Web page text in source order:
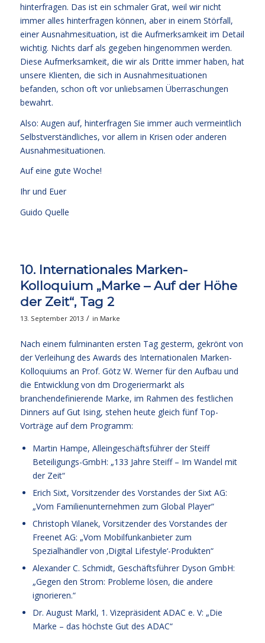
hinterfragen. Das ist ein schmaler Grat, weil wir nicht
immer alles hinterfragen können, aber in einem Störfall,
einer Ausnahmesituation, ist die Aufmerksamkeit im Detail
wichtig. Nichts darf als gegeben hingenommen werden.
Diese Aufmerksamkeit, die wir als Dritte immer haben, hat
unsere Klienten, die sich in Ausnahmesituationen
befanden, schon oft vor unliebsamen Überraschungen
bewahrt.
Also: Augen auf, hinterfragen Sie immer auch vermeintlich
Selbstverständliches, vor allem in Krisen oder anderen
Ausnahmesituationen.
Auf eine gute Woche!
Ihr und Euer
Guido Quelle
10. Internationales Marken-
Kolloquium „Marke – Auf der Höhe
der Zeit“, Tag 2
13. September 2013 / in Marke
Nach einem fulminanten ersten Tag gesterm, gekrönt von
der Verleihung des Awards des Internationalen Marken-
Kolloquiums an Prof. Götz W. Werner für den Aufbau und
die Entwicklung von dm Drogeriermarkt als
branchendefinierende Marke, im Rahmen des festlichen
Dinners auf Gut Ising, stehen heute gleich fünf Top-
Vorträge auf dem Programm:
Martin Hampe, Alleingeschäftsführer der Steiff
Beteiligungs-GmbH: „133 Jahre Steiff – Im Wandel mit
der Zeit“
Erich Sixt, Vorsitzender des Vorstandes der Sixt AG:
„Vom Familienunternehmen zum Global Player“
Christoph Vilanek, Vorsitzender des Vorstandes der
Freenet AG: „Vom Mobilfunkanbieter zum
Spezialhändler von ‚Digital Lifestyle‘-Produkten“
Alexander C. Schmidt, Geschäftsführer Dyson GmbH:
„Gegen den Strom: Probleme lösen, die andere
ignorieren.“
Dr. August Markl, 1. Vizepräsident ADAC e. V: „Die
Marke – das höchste Gut des ADAC“